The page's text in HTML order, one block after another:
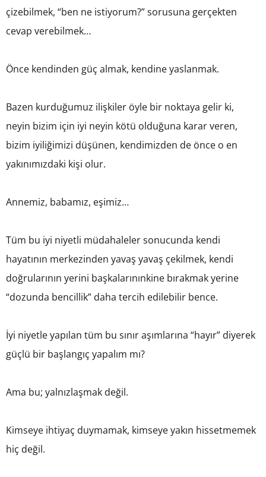
çizebilmek, “ben ne istiyorum?” sorusuna gerçekten
cevap verebilmek…
Önce kendinden güç almak, kendine yaslanmak.
Bazen kurduğumuz ilişkiler öyle bir noktaya gelir ki,
neyin bizim için iyi neyin kötü olduğuna karar veren,
bizim iyiliğimizi düşünen, kendimizden de önce o en
yakınımızdaki kişi olur.
Annemiz, babamız, eşimiz…
Tüm bu iyi niyetli müdahaleler sonucunda kendi
hayatının merkezinden yavaş yavaş çekilmek, kendi
doğrularının yerini başkalarınınkine bırakmak yerine
“dozunda bencillik” daha tercih edilebilir bence.
İyi niyetle yapılan tüm bu sınır aşımlarına “hayır” diyerek
güçlü bir başlangıç yapalım mı?
Ama bu; yalnızlaşmak değil.
Kimseye ihtiyaç duymamak, kimseye yakın hissetmemek
hiç değil.